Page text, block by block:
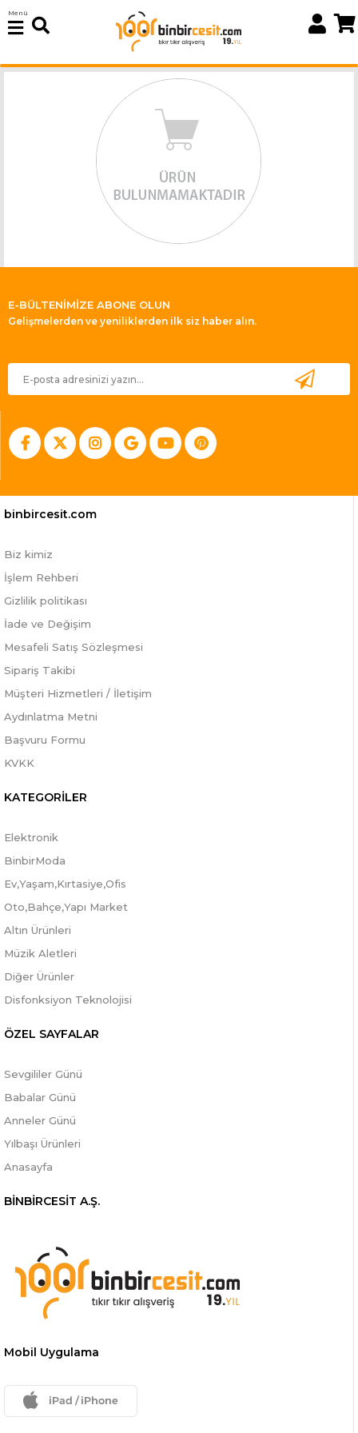
Menü
E-BÜLTENİMİZE ABONE OLUN
Gelişmelerden ve yeniliklerden ilk siz haber alın.
binbircesit.com
Biz kimiz
İşlem Rehberi
Gizlilik politikası
İade ve Değişim
Mesafeli Satış Sözleşmesi
Sipariş Takibi
Müşteri Hizmetleri / İletişim
Aydınlatma Metni
Başvuru Formu
KVKK
KATEGORİLER
Elektronik
BinbirModa
Ev,Yaşam,Kırtasiye,Ofis
Oto,Bahçe,Yapı Market
Altın Ürünleri
Müzik Aletleri
Diğer Ürünler
Disfonksiyon Teknolojisi
ÖZEL SAYFALAR
Sevgililer Günü
Babalar Günü
Anneler Günü
Yılbaşı Ürünleri
Anasayfa
BİNBİRCESİT A.Ş.
Mobil Uygulama